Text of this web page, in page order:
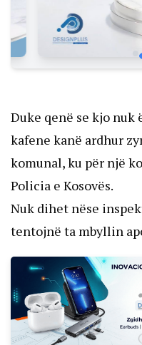
Duke qenë se kjo nuk
kafene kanë ardhur
komunal, ku për një
Policia e Kosovës.
Nuk dihet nëse
tentojnë ta mbyllin